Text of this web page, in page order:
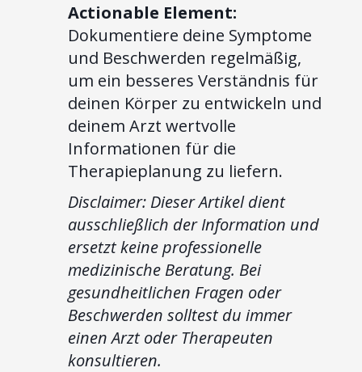
Actionable Element:
Dokumentiere deine Symptome
und Beschwerden regelmäßig,
um ein besseres Verständnis für
deinen Körper zu entwickeln und
deinem Arzt wertvolle
Informationen für die
Therapieplanung zu liefern.
Disclaimer: Dieser Artikel dient
ausschließlich der Information und
ersetzt keine professionelle
medizinische Beratung. Bei
gesundheitlichen Fragen oder
Beschwerden solltest du immer
einen Arzt oder Therapeuten
konsultieren.